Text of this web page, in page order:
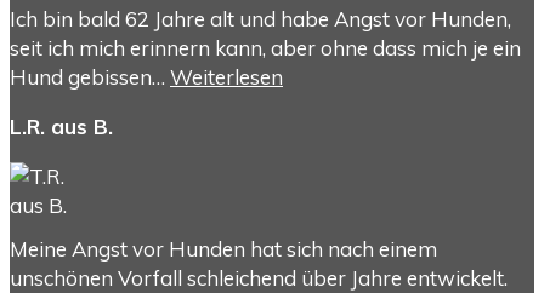
Ich bin bald 62 Jahre alt und habe Angst vor Hunden,
seit ich mich erinnern kann, aber ohne dass mich je ein
Hund gebissen… Weiterlesen
L.R. aus B.
Meine Angst vor Hunden hat sich nach einem
unschönen Vorfall schleichend über Jahre entwickelt.